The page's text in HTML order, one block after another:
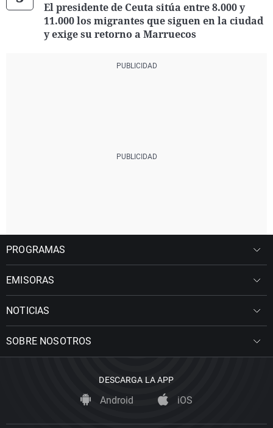
El presidente de Ceuta sitúa entre 8.000 y
11.000 los migrantes que siguen en la ciudad
y exige su retorno a Marruecos
PROGRAMAS
EMISORAS
NOTICIAS
SOBRE NOSOTROS
DESCARGA LA APP
Android iOS